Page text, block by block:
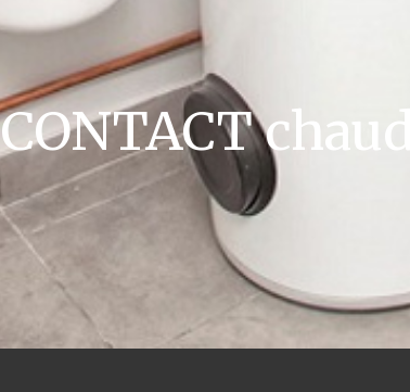
CONTACT